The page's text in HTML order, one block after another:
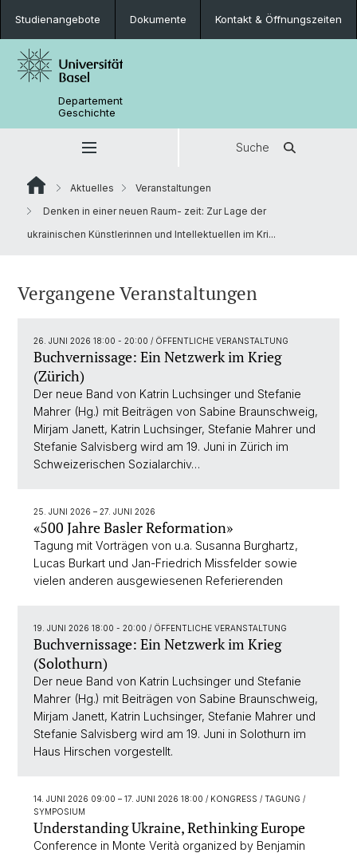
Studienangebote Dokumente Kontakt & Öffnungszeiten
Departement
Geschichte
Suche
Aktuelles
Veranstaltungen
Denken in einer neuen Raum- zeit: Zur Lage der
ukrainischen Künstlerinnen und Intellektuellen im Kri...
Vergangene Veranstaltungen
26. JUNI 2026 18:00 - 20:00 / ÖFFENTLICHE VERANSTALTUNG
Buchvernissage: Ein Netzwerk im Krieg
(Zürich)
Der neue Band von Katrin Luchsinger und Stefanie
Mahrer (Hg.) mit Beiträgen von Sabine Braunschweig,
Mirjam Janett, Katrin Luchsinger, Stefanie Mahrer und
Stefanie Salvisberg wird am 19. Juni in Zürich im
Schweizerischen Sozialarchiv…
25. JUNI 2026 – 27. JUNI 2026
«500 Jahre Basler Reformation»
Tagung mit Vorträgen von u.a. Susanna Burghartz,
Lucas Burkart und Jan-Friedrich Missfelder sowie
vielen anderen ausgewiesenen Referierenden
19. JUNI 2026 18:00 - 20:00 / ÖFFENTLICHE VERANSTALTUNG
Buchvernissage: Ein Netzwerk im Krieg
(Solothurn)
Der neue Band von Katrin Luchsinger und Stefanie
Mahrer (Hg.) mit Beiträgen von Sabine Braunschweig,
Mirjam Janett, Katrin Luchsinger, Stefanie Mahrer und
Stefanie Salvisberg wird am 19. Juni in Solothurn im
Haus Hirschen vorgestellt.
14. JUNI 2026 09:00 – 17. JUNI 2026 18:00 / KONGRESS / TAGUNG /
SYMPOSIUM
Understanding Ukraine, Rethinking Europe
Conference in Monte Verità organized by Benjamin